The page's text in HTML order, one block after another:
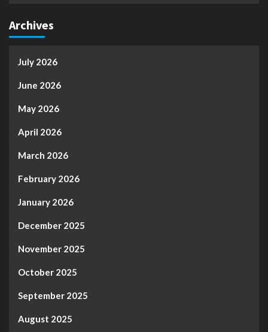
Archives
July 2026
June 2026
May 2026
April 2026
March 2026
February 2026
January 2026
December 2025
November 2025
October 2025
September 2025
August 2025